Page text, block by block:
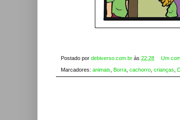
Postado por debiverso.com.br às 22:28 Um
Marcadores: animais Borra cachorro crianças